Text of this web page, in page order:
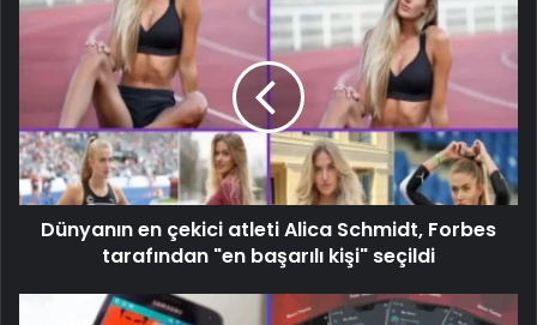
Dünyanın en çekici atleti Alica Schmidt, Forbes
tarafından "en başarılı kişi" seçildi